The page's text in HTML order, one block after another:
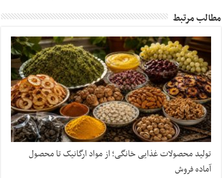
مطالب مرتبط
تولید محصولات غذایی خانگی؛ از مواد ارگانیک تا محصول
آماده فروش